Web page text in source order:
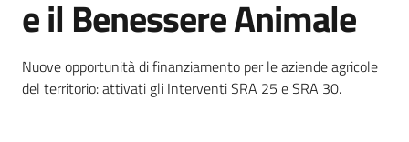
e il Benessere Animale
Dettagli della notizia
Nuove opportunità di finanziamento per le aziende agricole
del territorio: attivati gli Interventi SRA 25 e SRA 30.